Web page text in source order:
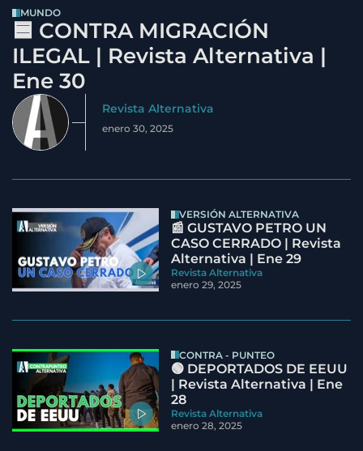
MUNDO
🟦 CONTRA MIGRACIÓN
ILEGAL | Revista Alternativa |
Ene 30
Revista Alternativa
enero 30, 2025
VERSIÓN ALTERNATIVA
📰 GUSTAVO PETRO UN
CASO CERRADO | Revista
Alternativa | Ene 29
Revista Alternativa
enero 29, 2025
CONTRA - PUNTEO
🟢 DEPORTADOS DE EEUU
| Revista Alternativa | Ene
28
Revista Alternativa
enero 28, 2025